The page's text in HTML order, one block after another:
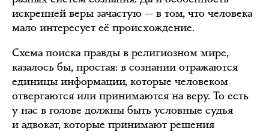
искренней веры зачастую — в том, что человека
мало интересует её происхождение.
Схема поиска правды в религиозном мире,
казалось бы, простая: в сознании отражаются
единицы информации, которые человеком
отвергаются или принимаются на веру. То есть
у нас в голове должны быть условные судья
и адвокат, которые принимают решения